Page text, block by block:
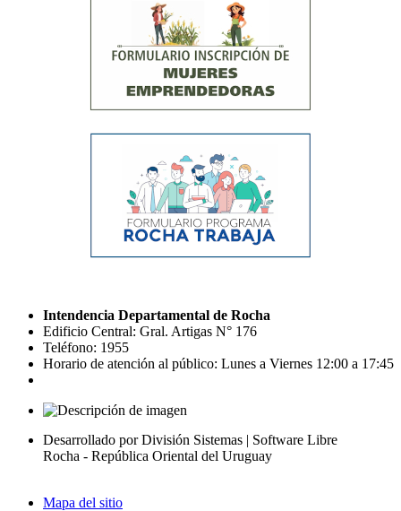
Intendencia Departamental de Rocha
Edificio Central: Gral. Artigas N° 176
Teléfono: 1955
Horario de atención al público: Lunes a Viernes 12:00 a 17:45
Desarrollado por División Sistemas | Software Libre
Rocha - República Oriental del Uruguay
Mapa del sitio